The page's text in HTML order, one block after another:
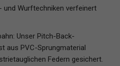
und Wurftechniken verfeinert
Unser Pitch-Back-
aus PVC-Sprungmaterial
Federn gesichert.